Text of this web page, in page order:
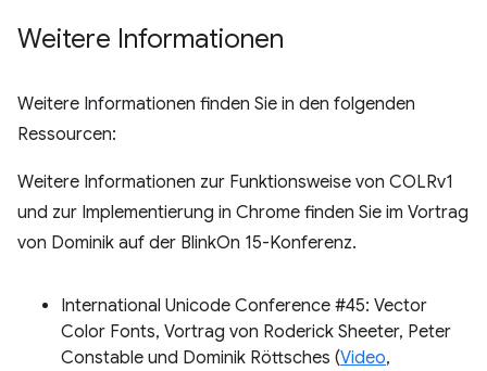
Weitere Informationen
Weitere Informationen finden Sie in den folgenden
Ressourcen:
Weitere Informationen zur Funktionsweise von COLRv1
und zur Implementierung in Chrome finden Sie im Vortrag
von Dominik auf der BlinkOn 15-Konferenz.
International Unicode Conference #45: Vector
Color Fonts, Vortrag von Roderick Sheeter, Peter
Constable und Dominik Röttsches (Video,